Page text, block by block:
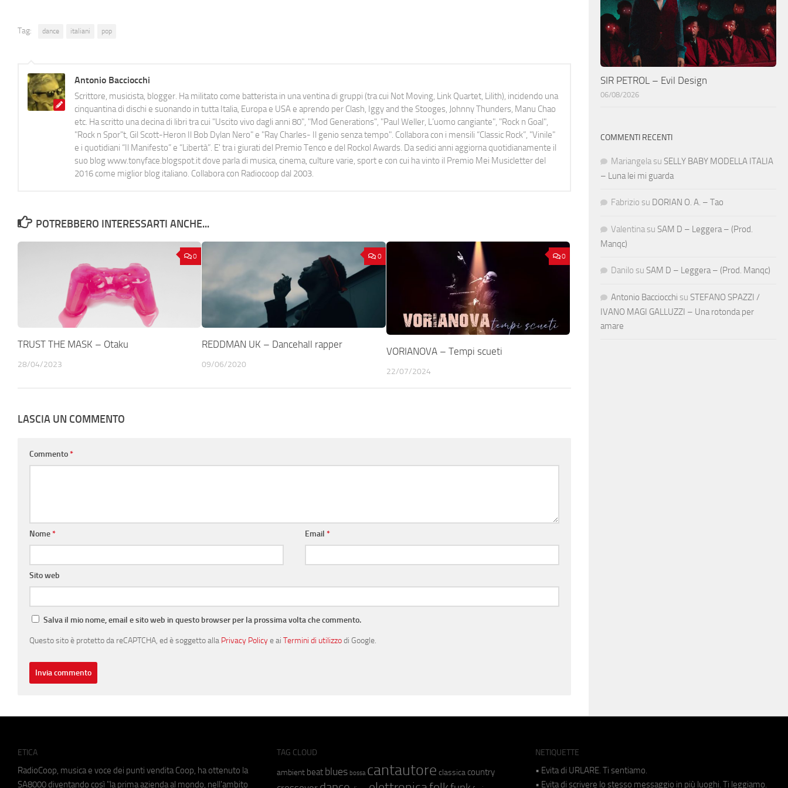
Tag: dance italiani pop
Antonio Bacciocchi
Scrittore, musicista, blogger. Ha militato come batterista in una ventina di gruppi (tra cui Not Moving, Link Quartet, Lilith), incidendo una
cinquantina di dischi e suonando in tutta Italia, Europa e USA e aprendo per Clash, Iggy and the Stooges, Johnny Thunders, Manu Chao
etc. Ha scritto una decina di libri tra cui "Uscito vivo dagli anni 80", "Mod Generations", "Paul Weller, L’uomo cangiante", "Rock n Goal",
"Rock n Spor"t, Gil Scott-Heron Il Bob Dylan Nero" e "Ray Charles- Il genio senza tempo". Collabora con i mensili “Classic Rock”, "Vinile"
e i quotidiani “Il Manifesto” e “Libertà”. E' tra i giurati del Premio Tenco e del Rockol Awards. Da sedici anni aggiorna quotidianamente il
suo blog www.tonyface.blogspot.it dove parla di musica, cinema, culture varie, sport e con cui ha vinto il Premio Mei Musicletter del
2016 come miglior blog italiano. Collabora con Radiocoop dal 2003.
POTREBBERO INTERESSARTI ANCHE...
0
TRUST THE MASK – Otaku
28/04/2023
0
REDDMAN UK – Dancehall rapper
09/06/2020
0
VORIANOVA – Tempi scueti
22/07/2024
LASCIA UN COMMENTO
Commento*
Nome* Email*
Sito web
Salva il mio nome, email e sito web in questo browser per la prossima volta che commento.
Questo sito è protetto da reCAPTCHA, ed è soggetto alla Privacy Policye ai Termini di utilizzodi Google.
SIR PETROL – Evil Design
06/08/2026
COMMENTI RECENTI
Mariangela su SELLY BABY MODELLA ITALIA
– Luna lei mi guarda
Fabrizio su DORIAN O. A. – Tao
Valentina su SAM D – Leggera – (Prod.
Manqc)
Danilo su SAM D – Leggera – (Prod. Manqc)
Antonio Bacciocchi su STEFANO SPAZZI /
IVANO MAGI GALLUZZI – Una rotonda per
amare
ETICA
RadioCoop, musica e voce dei punti vendita Coop, ha ottenuto la
SA8000 diventando così "la prima azienda al mondo, nell'ambito
TAG CLOUD
ambient beat blues bossa cantautore classica country
NETIQUETTE
• Evita di URLARE. Ti sentiamo.
• Evita di scrivere lo stesso messaggio in più luoghi. Ti leggiamo.